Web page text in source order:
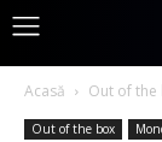
Acasă Out of the
Out of the box